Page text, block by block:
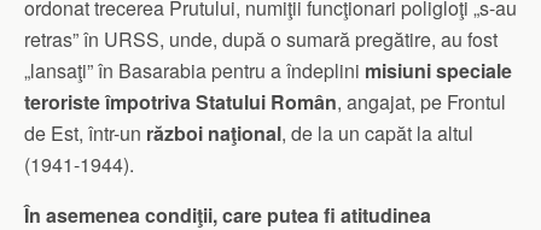
ordonat trecerea Prutului, numiţii funcţionari poligloţi „s-au
retras” în URSS, unde, după o sumară pregătire, au fost
„lansaţi” în Basarabia pentru a îndeplini misiuni speciale
teroriste împotriva Statului Român, angajat, pe Frontul
de Est, într-un război naţional, de la un capăt la altul
(1941-1944).
În asemenea condiţii, care putea fi atitudinea